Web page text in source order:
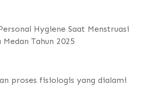
Hygiene Saat Menstruasi
Tahun 2025
proses fisiologis yang dialami